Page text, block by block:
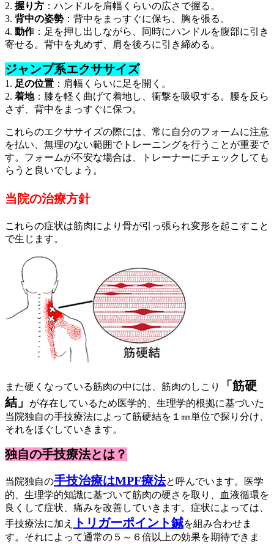
2. 握り方 ：ハンドルを肩幅くらいの広さで握る。
3. 背中の姿勢 ：背中をまっすぐに保ち、胸を張る。
4. 動作：足を押し出しながら、同時にハンドルを腹部に引き
寄せる。背中を丸めず、肩を後ろに引き締める。
ジャンプ系エクササイズ
1. 足の位置 ：肩幅くらいに足を開く。
2. 着地：膝を軽く曲げて着地し、衝撃を吸収する。腰を反ら
さず、背中をまっすぐに保つ。
これらのエクササイズの際には、常に自分のフォームに注意
を払い、無理のない範囲でトレーニングを行うことが重要で
す。フォームが不安な場合は、トレーナーにチェックしても
らうと良いでしょう。
当院の治療方針
これらの症状は筋肉により骨が引っ張られ変形を起こすこと
で生じます。
また硬くなっている筋肉の中には、筋肉のしこり
「筋硬
結」
が存在しているため医学的、生理学的根拠に基づいた
当院独自の手技療法によって筋硬結を１㎜単位で探り分け、
それをほぐしていきます。
独自の手技療法とは？
当院独自の手技治療はMPF療法と呼んでいます。医学
的、生理学的知識に基づいて筋肉の硬さを取り、血液循環を
良くして症状、痛みを改善していきます。症状によっては、
手技療法に加え
トリガーポイント鍼を組み合わせま
す。それによって通常の５～６倍以上の効果を期待できま